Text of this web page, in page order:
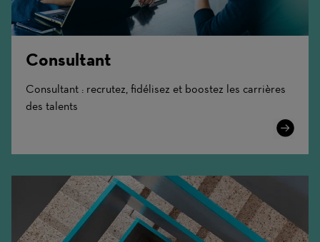
Consultant
Consultant : recrutez, fidélisez et boostez les carrières
des talents
Learn